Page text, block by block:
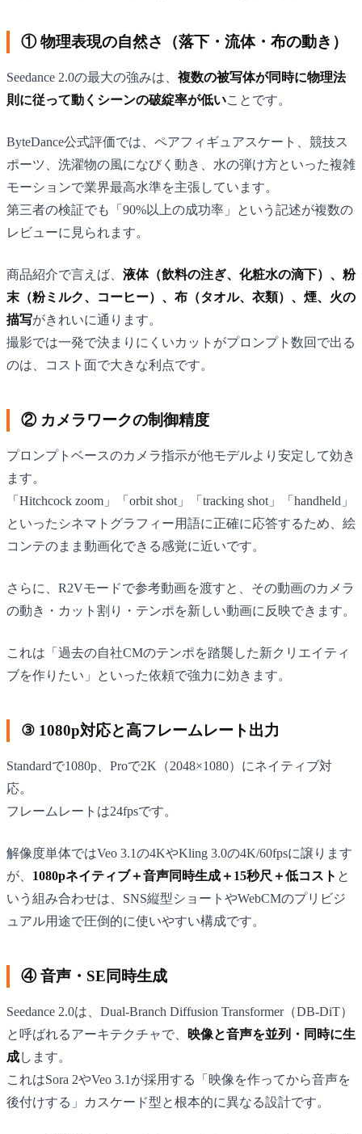
① 物理表現の自然さ（落下・流体・布の動き）
Seedance 2.0の最大の強みは、 複数の被写体が同時に物理法
則に従って動くシーンの破綻率が低いことです。
ByteDance公式評価では、ペアフィギュアスケート、競技ス
ポーツ、洗濯物の風になびく動き、水の弾け方といった複雑
モーションで業界最高水準を主張しています。
第三者の検証でも「90%以上の成功率」という記述が複数の
レビューに見られます。
商品紹介で言えば、 液体（飲料の注ぎ、化粧水の滴下）、粉
末（粉ミルク、コーヒー）、布（タオル、衣類）、煙、火の
描写がきれいに通ります。
撮影では一発で決まりにくいカットがプロンプト数回で出る
のは、コスト面で大きな利点です。
② カメラワークの制御精度
プロンプトベースのカメラ指示が他モデルより安定して効き
ます。
「Hitchcock zoom」「orbit shot」「tracking shot」「handheld」
といったシネマトグラフィー用語に正確に応答するため、絵
コンテのまま動画化できる感覚に近いです。
さらに、R2Vモードで参考動画を渡すと、その動画のカメラ
の動き・カット割り・テンポを新しい動画に反映できます。
これは「過去の自社CMのテンポを踏襲した新クリエイティ
ブを作りたい」といった依頼で強力に効きます。
③ 1080p対応と高フレームレート出力
Standardで1080p、Proで2K（2048×1080）にネイティブ対
応。
フレームレートは24fpsです。
解像度単体ではVeo 3.1の4KやKling 3.0の4K/60fpsに譲ります
が、 1080pネイティブ＋音声同時生成＋15秒尺＋低コスト と
いう組み合わせは、SNS縦型ショートやWebCMのプリビジ
ュアル用途で圧倒的に使いやすい構成です。
④ 音声・SE同時生成
Seedance 2.0は、Dual-Branch Diffusion Transformer（DB-DiT）
と呼ばれるアーキテクチャで、
映像と音声を並列・同時に生
成します。
これはSora 2やVeo 3.1が採用する「映像を作ってから音声を
後付けする」カスケード型と根本的に異なる設計です。